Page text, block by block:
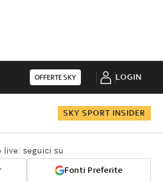
OFFERTE SKY LOGIN
SKY SPORT INSIDER
seguici su
Fonti Preferite